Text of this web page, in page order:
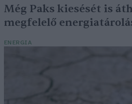
Még Paks kiesését is
megfelelő
ENERGIA